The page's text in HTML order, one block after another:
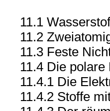
11.1
11.2
11.3 Feste
11.4 Die
11.4.1 Die
11.4.2 Stoffe